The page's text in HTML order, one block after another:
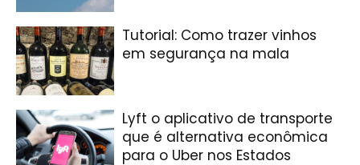
Tutorial: Como trazer vinhos
em segurança na mala
Lyft o aplicativo de transporte
que é alternativa econômica
para o Uber nos Estados